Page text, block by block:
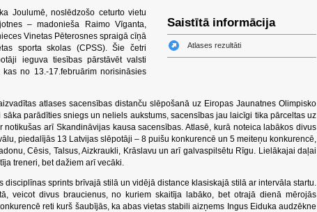
Saistītā informācija
Atlases rezultāti
Joulumē, noslēdzošo ceturto vietu
– madonieša Raimo Vīganta,
Vinetas Pēterosnes spraigā cīņā
sporta skolas (CPSS). Šie četri
ieguva tiesības pārstāvēt valsti
no 13.-17.februārim norisināsies
atlases sacensības distanču slēpošanā uz Eiropas Jaunatnes Olimpisko
parādīties sniegs un neliels aukstums, sacensības jau laicīgi tika pārceltas uz
notikušas arī Skandināvijas kausa sacensības. Atlasē, kurā noteica labākos divus
piedalījās 13 Latvijas slēpotāji – 8 puišu konkurencē un 5 meiteņu konkurencē,
Cēsis, Talsus, Aizkraukli, Krāslavu un arī galvaspilsētu Rīgu. Lielākajai daļai
treneri, bet dažiem arī vecāki.
disciplīnas sprints brīvajā stilā un vidējā distance klasiskajā stilā ar intervāla startu.
veicot divus braucienus, no kuriem skaitīja labāko, bet otrajā dienā mērojās
reti kurš šaubījās, ka abas vietas stabili aizņems Ingus Eiduka audzēkne